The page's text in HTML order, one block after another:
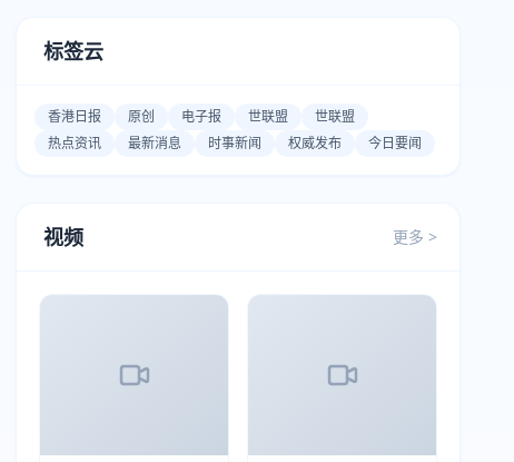
标签云
香港日报 原创 电子报 世联盟
世联盟
热点资讯
最新消息 时事新闻 权威发布 今日要闻
视频 更多 >